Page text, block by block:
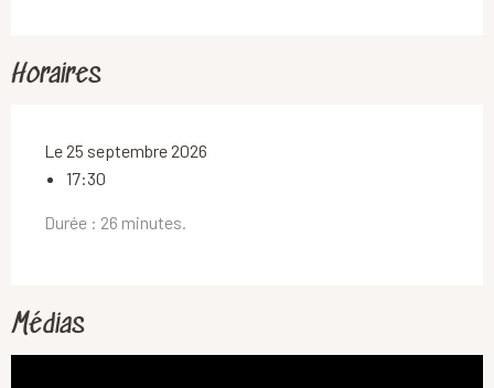
Horaires
Le 25 septembre 2026
17:30
Durée : 26 minutes.
Médias